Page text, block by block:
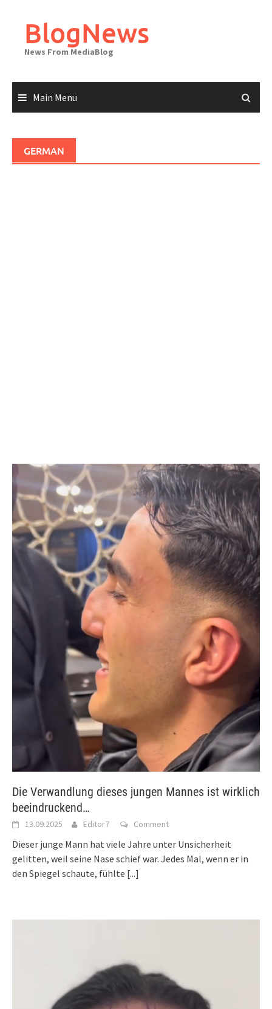
contentBlogNews
News From MediaBlog
Main Menu
GERMAN
Die Verwandlung dieses jungen Mannes ist wirklich
beeindruckend…
13.09.2025 Editor7 Comment
Dieser junge Mann hat viele Jahre unter Unsicherheit
gelitten, weil seine Nase schief war. Jedes Mal, wenn er in
den Spiegel schaute, fühlte [...]